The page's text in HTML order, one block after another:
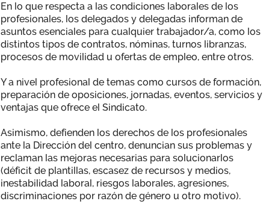
En lo que respecta a las condiciones laborales de los
profesionales, los delegados y delegadas informan de
asuntos esenciales para cualquier trabajador/a, como los
distintos tipos de contratos, nóminas, turnos libranzas,
procesos de movilidad u ofertas de empleo, entre otros.
Y a nivel profesional de temas como cursos de formación,
preparación de oposiciones, jornadas, eventos, servicios y
ventajas que ofrece el Sindicato.
Asimismo, defienden los derechos de los profesionales
ante la Dirección del centro, denuncian sus problemas y
reclaman las mejoras necesarias para solucionarlos
(déficit de plantillas, escasez de recursos y medios,
inestabilidad laboral, riesgos laborales, agresiones,
discriminaciones por razón de género u otro motivo).